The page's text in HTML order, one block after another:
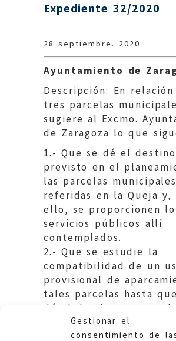
Gestionar el
consentimiento de
Expediente 32/2020
28 septiembre. 2020
Ayuntamiento de
Descripción: En relación
tres parcelas
sugiere al Excmo.
de Zaragoza lo que
1.- Que se dé el destino
previsto en el
las parcelas municipales
referidas en la Queja y,
ello, se proporcionen
servicios públicos allí
contemplados.
2.- Que se estudie la
compatibilidad de un
provisional de
tales parcelas hasta
dé el destino
las normas de